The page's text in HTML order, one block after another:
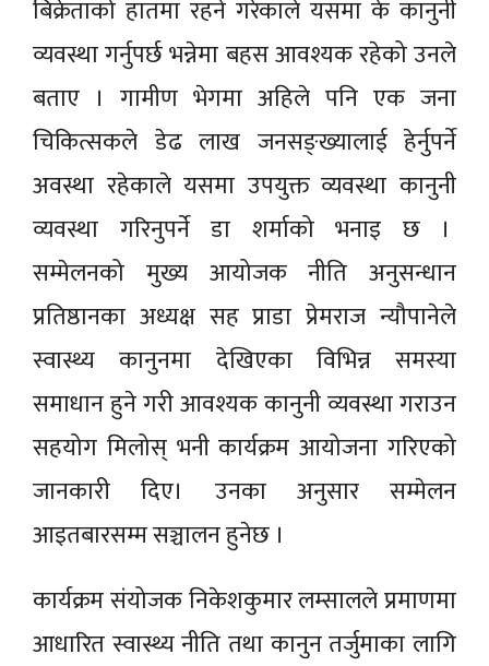
बिक्रेताको हातमा रहने गरेकाले यसमा के कानुनी
व्यवस्था गर्नुपर्छ भन्नेमा बहस आवश्यक रहेको उनले
बताए । गामीण भेगमा अहिले पनि एक जना
चिकित्सकले डेढ लाख जनसङ्ख्यालाई हेर्नुपर्ने
अवस्था रहेकाले यसमा उपयुक्त व्यवस्था कानुनी
व्यवस्था गरिनुपर्ने डा शर्माको भनाइ छ ।
सम्मेलनको मुख्य आयोजक नीति अनुसन्धान
प्रतिष्ठानका अध्यक्ष सह प्राडा प्रेमराज न्यौपानेले
स्वास्थ्य कानुनमा देखिएका विभिन्न समस्या
समाधान हुने गरी आवश्यक कानुनी व्यवस्था गराउन
सहयोग मिलोस् भनी कार्यक्रम आयोजना गरिएको
जानकारी दिए। उनका अनुसार सम्मेलन
आइतबारसम्म सञ्चालन हुनेछ ।
कार्यक्रम संयोजक निकेशकुमार लम्सालले प्रमाणमा
आधारित स्वास्थ्य नीति तथा कानुन तर्जुमाका लागि